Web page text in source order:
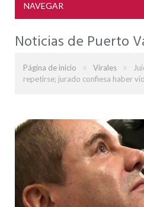
NAVEGAR
Noticias de Puerto
Página de inicio » Virales »
repetirse; jurado confiesa haber